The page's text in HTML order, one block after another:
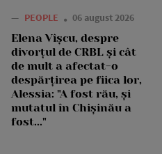
— PEOPLE 06 august 2026
Elena Vîșcu, despre
divorțul de CRBL și cât
de mult a afectat-o
despărțirea pe fiica lor,
Alessia: "A fost rău, și
mutatul în Chișinău a
fost..."